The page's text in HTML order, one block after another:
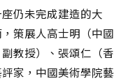
仍未完成建造的大
策展人高士明（中國
教授）、張頌仁（香
家，中國美術學院藝